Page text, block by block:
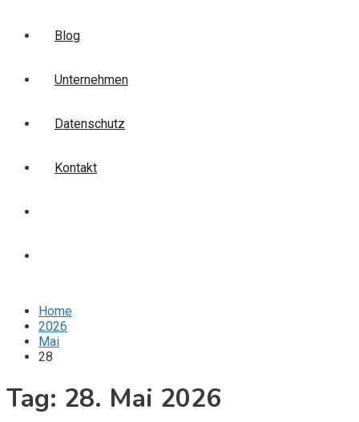
Blog
Unternehmen
Datenschutz
Kontakt
Home
2026
Mai
28
Tag: 28. Mai 2026